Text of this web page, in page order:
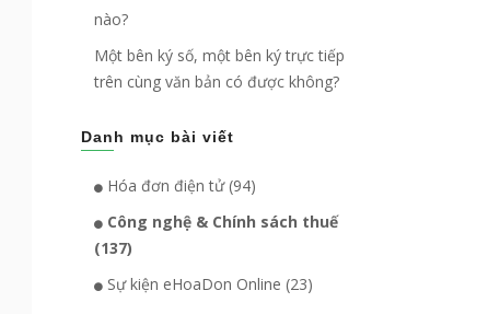
nào?
Một bên ký số, một bên ký trực tiếp
trên cùng văn bản có được không?
Danh mục bài viết
Hóa đơn điện tử (94)
Công nghệ & Chính sách thuế
(137)
Sự kiện eHoaDon Online (23)